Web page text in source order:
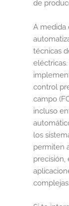
de
A medida
técnicas
control
campo
incluso
los
permiten
precisión,
complejas.